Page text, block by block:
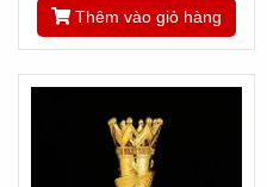
Thêm vào giỏ hàng